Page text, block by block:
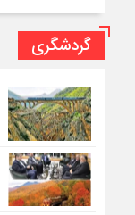
گردشگری